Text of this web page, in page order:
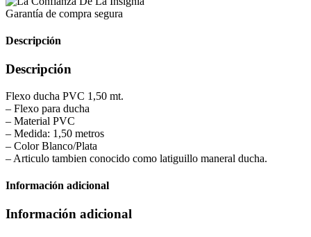
Garantía de compra segura
Descripción
Descripción
Flexo ducha PVC 1,50 mt.
– Flexo para ducha
– Material PVC
– Medida: 1,50 metros
– Color Blanco/Plata
– Articulo tambien conocido como latiguillo maneral ducha.
Información adicional
Información adicional